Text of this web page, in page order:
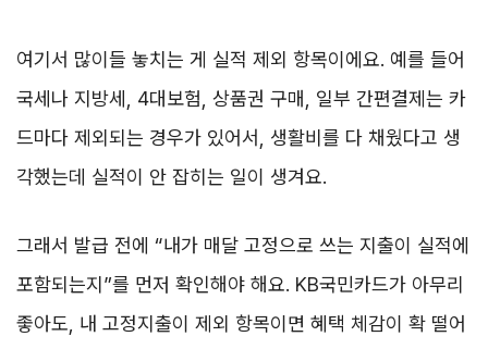
여기서 많이들 놓치는 게 실적 제외 항목이에요. 예를 들어
국세나 지방세, 4대보험, 상품권 구매, 일부 간편결제는 카
드마다 제외되는 경우가 있어서, 생활비를 다 채웠다고 생
각했는데 실적이 안 잡히는 일이 생겨요.
그래서 발급 전에 “내가 매달 고정으로 쓰는 지출이 실적에
포함되는지”를 먼저 확인해야 해요. KB국민카드가 아무리
좋아도, 내 고정지출이 제외 항목이면 혜택 체감이 확 떨어